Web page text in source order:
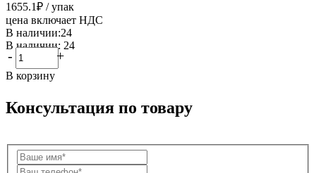
1655.1₽ / упак
цена включает НДС
В наличии:24
В наличии: 24
- +
В корзину
Консультация по товару